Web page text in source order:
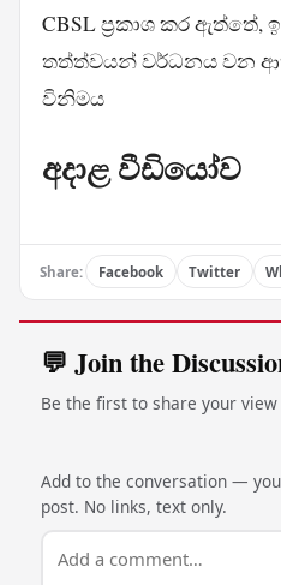
CBSL ප්‍රකාශ කර ඇත්තේ,
තත්ත්වයන් වර්ධනය වන
විනිමය
අදාළ වීඩියෝව
Share: Facebook Twitter
💬 Join the
Be the first to share your
Add to the conversation —
post. No links, text only.